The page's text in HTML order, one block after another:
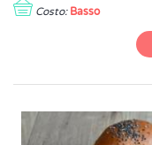
Costo: Basso